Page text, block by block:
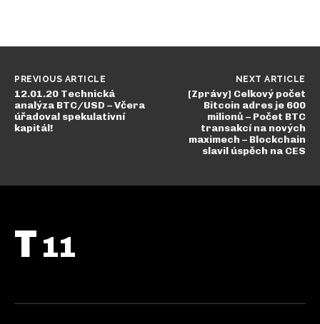
PREVIOUS ARTICLE
12.01.20 Technická
analýza BTC/USD – Včera
úřadoval spekulativní
kapitál!
NEXT ARTICLE
[Zprávy] Celkový počet
Bitcoin adres je 600
milionů – Počet BTC
transakcí na nových
maximech – Blockchain
slavil úspěch na CES
T 11